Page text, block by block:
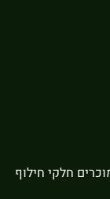
חלקי חילוף